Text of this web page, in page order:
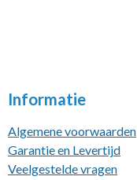
Informatie
Algemene voorwaarden
Garantie en Levertijd
Veelgestelde vragen